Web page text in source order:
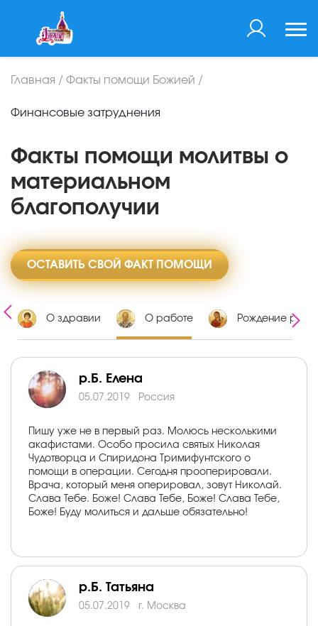
Главная / Факты помощи Божией /
Финансовые затруднения
Факты помощи молитвы о
материальном
благополучии
ОСТАВИТЬ СВОЙ ФАКТ ПОМОЩИ
О здравии О работе Рождение
р.Б. Елена
05.07.2019 Россия
Пишу уже не в первый раз. Молюсь несколькими
акафистами. Особо просила святых Николая
Чудотворца и Спиридона Тримифунтского о
помощи в операции. Сегодня прооперировали.
Врача, который меня оперировал, зовут Николай.
Слава Тебе. Боже! Слава Тебе, Боже! Слава Тебе,
Боже! Буду молиться и дальше обязательно!
р.Б. Татьяна
05.07.2019 г. Москва